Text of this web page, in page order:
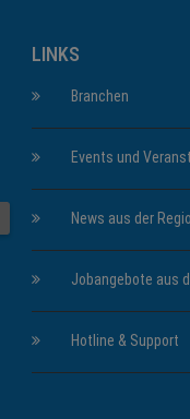
LINKS
Branchen
Events und
News aus der
Jobangebote aus
Hotline & Support